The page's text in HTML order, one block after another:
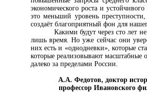
экономического роста и
это меньший уровень
создаёт благоприятный фон для
Какими будут через сто лет
лишь время. Но уже сейчас они
них есть и «однодневки», которые
которые реализовывают масштабные
далеко за пределами России.
А.А. Федотов, доктор
профессор Ивановского